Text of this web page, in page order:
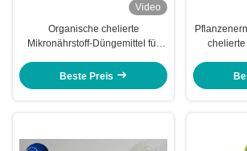
Video
Organische chelierte
Mikronährstoff-Düngemittel für
Beste Preis